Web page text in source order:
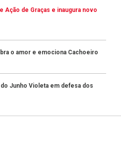
Ação de Graças e inaugura novo
o amor e emociona Cachoeiro
Junho Violeta em defesa dos